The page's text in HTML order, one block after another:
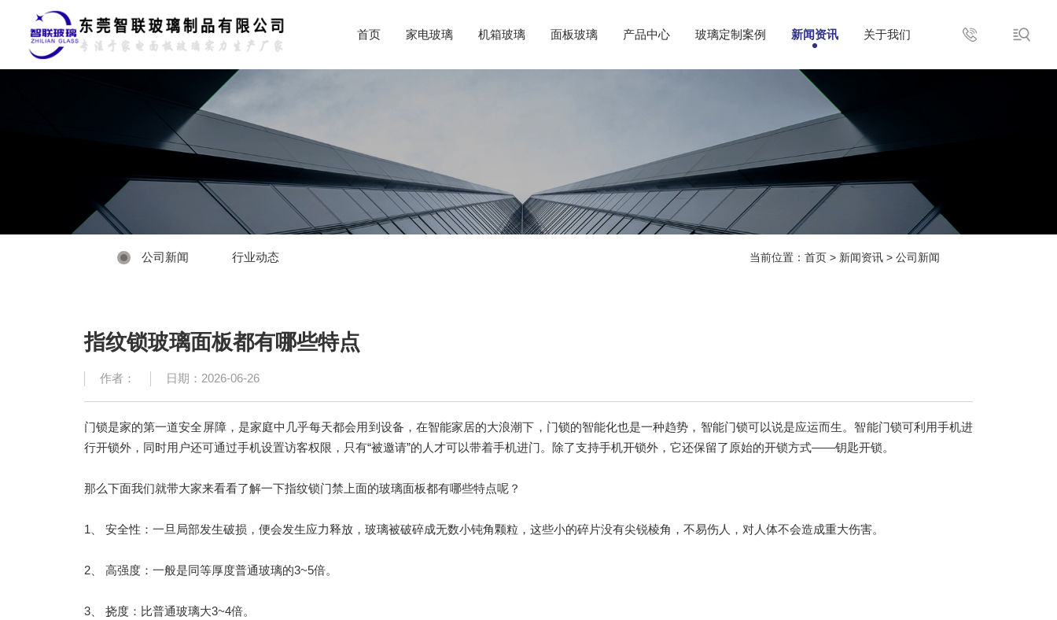
首页 家电玻璃 机箱玻璃 面板玻璃 产品中心 玻璃定制案例 新闻资讯 关于我们
公司新闻 行业动态 当前位置：首页 > 新闻资讯 >公司新闻
指纹锁玻璃面板都有哪些特点
作者： 日期：2026-06-26
门锁是家的第一道安全屏障，是家庭中几乎每天都会用到设备，在智能家居的大浪潮下，门锁的智能化也是一种趋势，智能门锁可以说是应运而生。智能门锁可利用手机进
行开锁外，同时用户还可通过手机设置访客权限，只有“被邀请”的人才可以带着手机进门。除了支持手机开锁外，它还保留了原始的开锁方式——钥匙开锁。
那么下面我们就带大家来看看了解一下指纹锁门禁上面的玻璃面板都有哪些特点呢？
1、 安全性：一旦局部发生破损，便会发生应力释放，玻璃被破碎成无数小钝角颗粒，这些小的碎片没有尖锐棱角，不易伤人，对人体不会造成重大伤害。
2、 高强度：一般是同等厚度普通玻璃的3~5倍。
3、 挠度：比普通玻璃大3~4倍。